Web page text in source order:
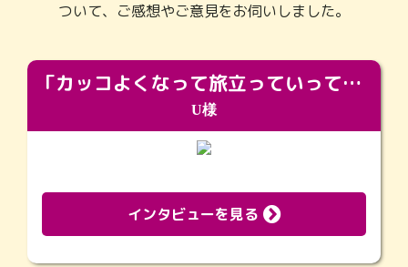
ついて、ご感想やご意見をお伺いしました。
「カッコよくなって旅立っていってくれました（笑）もっとカッコいいって言ってあげればよかったな」
U様
インタビューを見る